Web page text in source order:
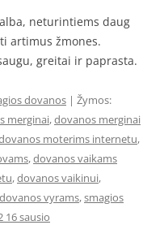
neturintiems daug
artimus žmones.
greitai ir paprasta.
dovanos | Žymos:
merginai,dovanos merginai
moterims internetu,
,dovanos vaikams
,dovanos vaikinui,
dovanos vyrams,smagios
16 sausio